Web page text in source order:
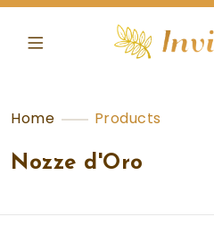
Home Products
Nozze d'Oro